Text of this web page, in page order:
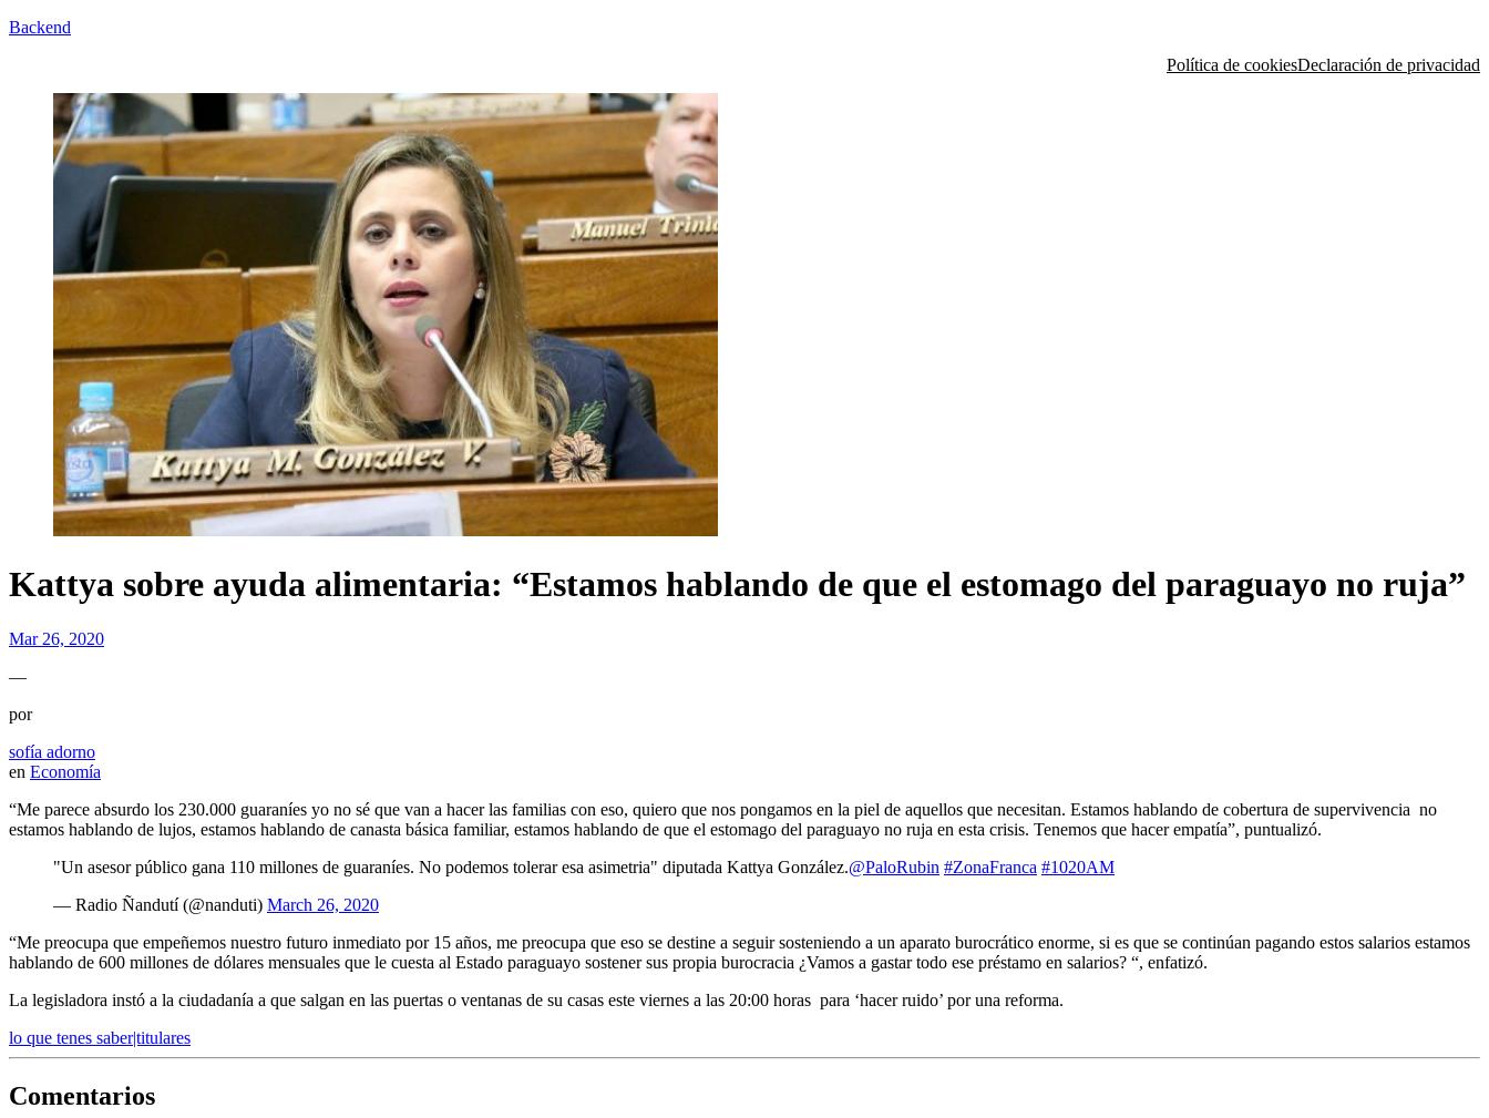
Backend
Política de cookiesDeclaración de privacidad
Kattya sobre ayuda alimentaria: “Estamos hablando de que el estomago del paraguayo no ruja”
Mar 26, 2020
—
por
sofía adorno
en Economía
“Me parece absurdo los 230.000 guaraníes yo no sé que van a hacer las familias con eso, quiero que nos pongamos en la piel de aquellos que necesitan. Estamos hablando de cobertura de supervivencia no
estamos hablando de lujos, estamos hablando de canasta básica familiar, estamos hablando de que el estomago del paraguayo no ruja en esta crisis. Tenemos que hacer empatía”, puntualizó.
"Un asesor público gana 110 millones de guaraníes. No podemos tolerar esa asimetria" diputada Kattya González.@PaloRubin #ZonaFranca #1020AM
— Radio Ñandutí (@nanduti) March 26, 2020
“Me preocupa que empeñemos nuestro futuro inmediato por 15 años, me preocupa que eso se destine a seguir sosteniendo a un aparato burocrático enorme, si es que se continúan pagando estos salarios estamos
hablando de 600 millones de dólares mensuales que le cuesta al Estado paraguayo sostener sus propia burocracia ¿Vamos a gastar todo ese préstamo en salarios? “, enfatizó.
La legisladora instó a la ciudadanía a que salgan en las puertas o ventanas de su casas este viernes a las 20:00 horas para ‘hacer ruido’ por una reforma.
lo que tenes saber|titulares
Comentarios